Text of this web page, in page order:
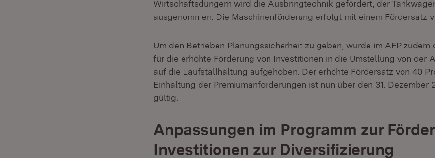
Wirtschaftsdüngern wird die Ausbringtechnik gefördert, der
ausgenommen. Die Maschinenförderung erfolgt mit einem Fördersatz
Um den Betrieben Planungssicherheit zu geben, wurde im AFP zudem
für die erhöhte Förderung von Investitionen in die Umstellung von der
auf die Laufstallhaltung aufgehoben. Der erhöhte Fördersatz von 40
Einhaltung der Premiumanforderungen ist nun über den 31. Dezember
gültig.
Anpassungen im Programm zur
Investitionen zur Diversifizierung